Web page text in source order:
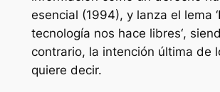
esencial (1994), y lanza el lema
tecnología nos hace libres‘,
contrario, la intención última de
quiere decir.